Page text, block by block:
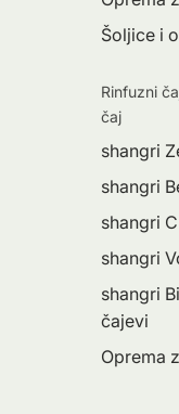
Šoljice i
Rinfuzni
čaj
shangri
shangri
shangri
shangri
shangri
čajevi
Oprema